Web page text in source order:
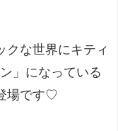
クな世界にキティ
」になっている
場です♡